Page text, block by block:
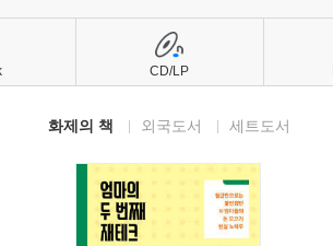
화제의 책 외국도서 세트도서
CD/LP